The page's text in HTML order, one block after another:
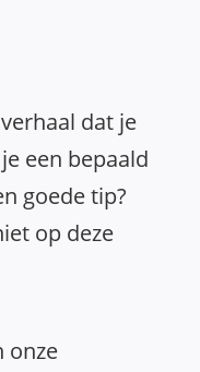
dat je
een bepaald
goede tip?
op deze
onze